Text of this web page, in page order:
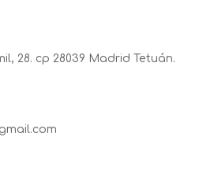
28. cp 28039 Madrid Tetuán.